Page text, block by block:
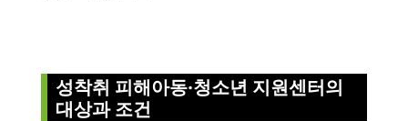
성착취 피해아동·청소년 지원센터의
대상과 조건